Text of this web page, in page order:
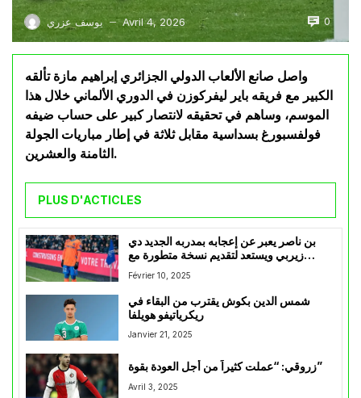
يوسف عزري — Avril 4, 2026 0
واصل صانع الألعاب الدولي الجزائري إبراهيم مازة تألقه
الكبير مع فريقه باير ليفركوزن في الدوري الألماني خلال هذا
الموسم، وساهم في تحقيقه لانتصار كبير على حساب ضيفه
فولفسبورغ بسداسية مقابل ثلاثة في إطار مباريات الجولة
الثامنة والعشرين.
PLUS D'ACTICLES
بن ناصر يعبر عن إعجابه بمدربه الجديد دي
زيربي ويستعد لتقديم نسخة متطورة مع
مرسيليا
Février 10, 2025
شمس الدين بكوش يقترب من البقاء في
ريكرياتيفو هويلفا
Janvier 21, 2025
زروقي: “عملت كثيراً من أجل العودة بقوة”
Avril 3, 2025